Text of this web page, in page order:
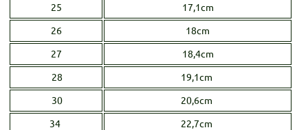
25
17,1cm
26
18cm
27
18,4cm
28
19,1cm
30
20,6cm
34
22,7cm